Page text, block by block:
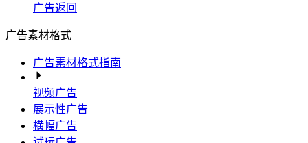
广告返回
广告素材格式
广告素材格式指南
视频广告
展示性广告
横幅广告